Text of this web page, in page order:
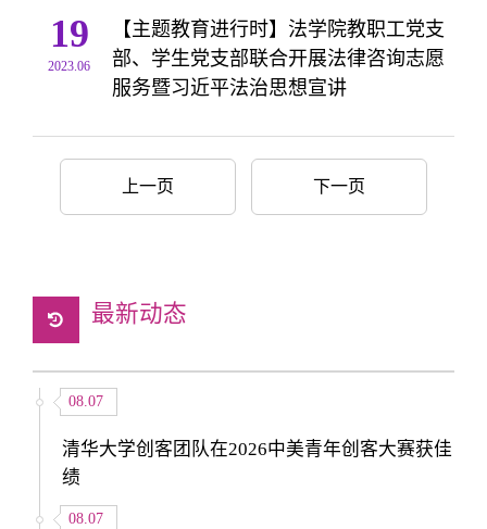
19
2023.06
【主题教育进行时】法学院教职工党支
部、学生党支部联合开展法律咨询志愿
服务暨习近平法治思想宣讲
上一页 下一页
最新动态
08.07
清华大学创客团队在2026中美青年创客大赛获佳
绩
08.07